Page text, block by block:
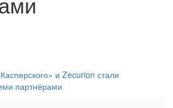
и Zecurion стали
партнёрами